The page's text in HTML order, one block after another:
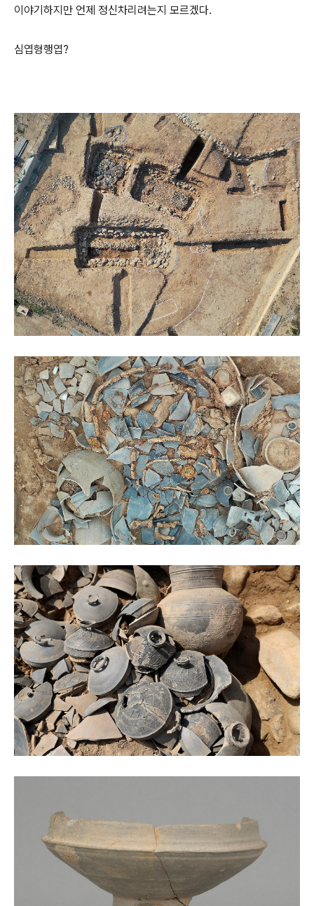
이야기하지만 언제 정신차리려는지 모르겠다.
심엽형행엽?